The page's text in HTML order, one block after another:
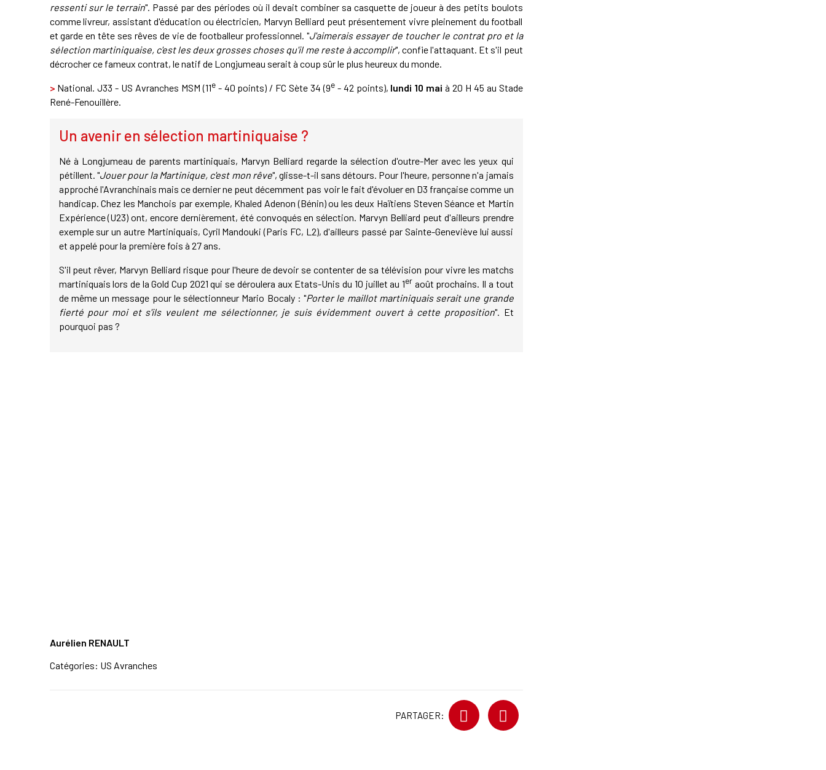
ressenti sur le terrain". Passé par des périodes où il devait combiner sa casquette de joueur à des petits boulots
comme livreur, assistant d'éducation ou électricien, Marvyn Belliard peut présentement vivre pleinement du football
et garde en tête ses rêves de vie de footballeur professionnel. "J'aimerais essayer de toucher le contrat pro et la
sélection martiniquaise, c'est les deux grosses choses qu'il me reste à accomplir", confie l'attaquant. Et s'il peut
décrocher ce fameux contrat, le natif de Longjumeau serait à coup sûr le plus heureux du monde.
> National. J33 - US Avranches MSM (11e- 40 points) / FC Sète 34 (9e- 42 points), lundi 10 mai à 20 H 45 au Stade
René-Fenouillère.
Un avenir en sélection martiniquaise ?
Né à Longjumeau de parents martiniquais, Marvyn Belliard regarde la sélection d'outre-Mer avec les yeux qui
pétillent. "Jouer pour la Martinique, c'est mon rêve", glisse-t-il sans détours. Pour l'heure, personne n'a jamais
approché l'Avranchinais mais ce dernier ne peut décemment pas voir le fait d'évoluer en D3 française comme un
handicap. Chez les Manchois par exemple, Khaled Adenon (Bénin) ou les deux Haïtiens Steven Séance et Martin
Expérience (U23) ont, encore dernièrement, été convoqués en sélection. Marvyn Belliard peut d'ailleurs prendre
exemple sur un autre Martiniquais, Cyril Mandouki (Paris FC, L2), d'ailleurs passé par Sainte-Geneviève lui aussi
et appelé pour la première fois à 27 ans.
S'il peut rêver, Marvyn Belliard risque pour l'heure de devoir se contenter de sa télévision pour vivre les matchs
martiniquais lors de la Gold Cup 2021 qui se déroulera aux Etats-Unis du 10 juillet au 1eraoût prochains. Il a tout
de même un message pour le sélectionneur Mario Bocaly : "Porter le maillot martiniquais serait une grande
fierté pour moi et s'ils veulent me sélectionner, je suis évidemment ouvert à cette proposition". Et
pourquoi pas ?
Aurélien RENAULT
Catégories: US Avranches
PARTAGER: